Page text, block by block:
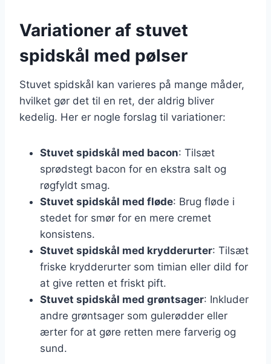
Variationer af stuvet
spidskål med pølser
Stuvet spidskål kan varieres på mange måder,
hvilket gør det til en ret, der aldrig bliver
kedelig. Her er nogle forslag til variationer:
Stuvet spidskål med bacon: Tilsæt
sprødstegt bacon for en ekstra salt og
røgfyldt smag.
Stuvet spidskål med fløde: Brug fløde i
stedet for smør for en mere cremet
konsistens.
Stuvet spidskål med krydderurter: Tilsæt
friske krydderurter som timian eller dild for
at give retten et friskt pift.
Stuvet spidskål med grøntsager: Inkluder
andre grøntsager som gulerødder eller
ærter for at gøre retten mere farverig og
sund.